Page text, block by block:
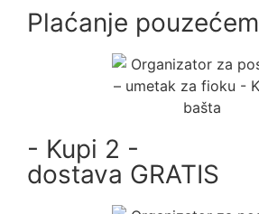
Plaćanje pouzećem
- Kupi 2 -
dostava GRATIS